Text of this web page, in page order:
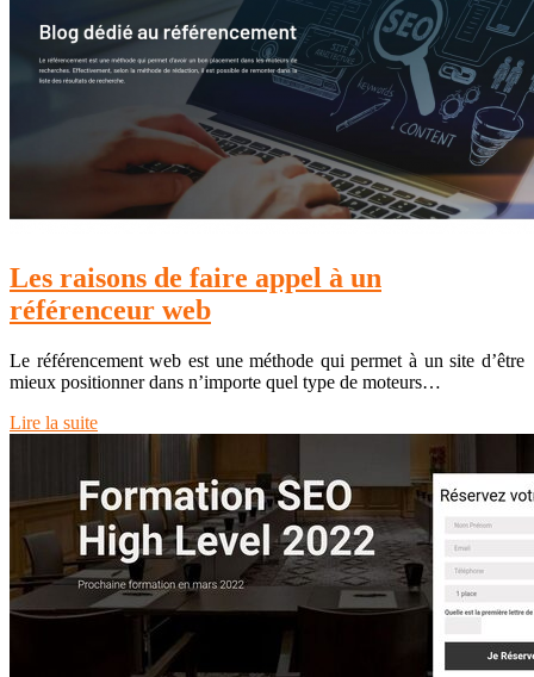
Les raisons de faire appel à un
référenceur web
Le référencement web est une méthode qui permet à un site d’être
mieux positionner dans n’importe quel type de moteurs…
Lire la suite